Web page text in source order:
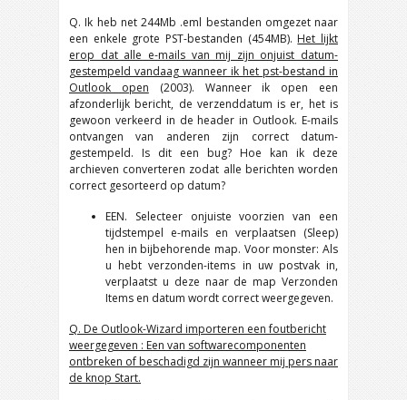
Q. Ik heb net 244Mb .eml bestanden omgezet naar
een enkele grote PST-bestanden (454MB). Het lijkt
erop dat alle e-mails van mij zijn onjuist datum-
gestempeld vandaag wanneer ik het pst-bestand in
Outlook open (2003). Wanneer ik open een
afzonderlijk bericht, de verzenddatum is er, het is
gewoon verkeerd in de header in Outlook. E-mails
ontvangen van anderen zijn correct datum-
gestempeld. Is dit een bug? Hoe kan ik deze
archieven converteren zodat alle berichten worden
correct gesorteerd op datum?
EEN. Selecteer onjuiste voorzien van een
tijdstempel e-mails en verplaatsen (Sleep)
hen in bijbehorende map. Voor monster: Als
u hebt verzonden-items in uw postvak in,
verplaatst u deze naar de map Verzonden
Items en datum wordt correct weergegeven.
Q. De Outlook-Wizard importeren een foutbericht
weergegeven : Een van softwarecomponenten
ontbreken of beschadigd zijn wanneer mij pers naar
de knop Start.